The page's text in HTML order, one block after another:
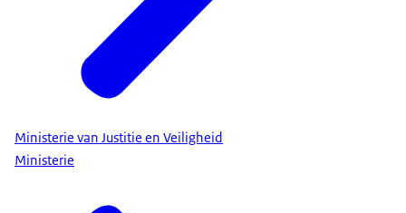
Ministerie van Justitie en Veiligheid
Ministerie